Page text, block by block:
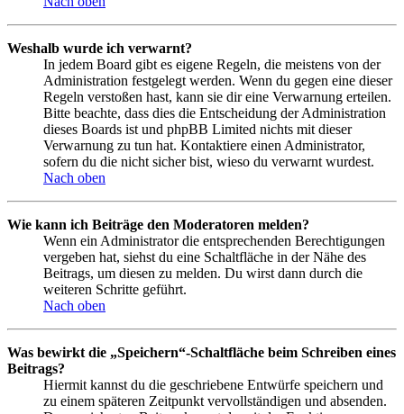
Weshalb wurde ich verwarnt?
In jedem Board gibt es eigene Regeln, die meistens von der
Administration festgelegt werden. Wenn du gegen eine dieser
Regeln verstoßen hast, kann sie dir eine Verwarnung erteilen.
Bitte beachte, dass dies die Entscheidung der Administration
dieses Boards ist und phpBB Limited nichts mit dieser
Verwarnung zu tun hat. Kontaktiere einen Administrator,
sofern du die nicht sicher bist, wieso du verwarnt wurdest.
Nach oben
Wie kann ich Beiträge den Moderatoren melden?
Wenn ein Administrator die entsprechenden Berechtigungen
vergeben hat, siehst du eine Schaltfläche in der Nähe des
Beitrags, um diesen zu melden. Du wirst dann durch die
weiteren Schritte geführt.
Nach oben
Was bewirkt die „Speichern“-Schaltfläche beim Schreiben eines
Beitrags?
Hiermit kannst du die geschriebene Entwürfe speichern und
zu einem späteren Zeitpunkt vervollständigen und absenden.